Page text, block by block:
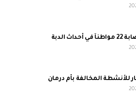
الدبة
للأنشطة المخالفة بأم درمان